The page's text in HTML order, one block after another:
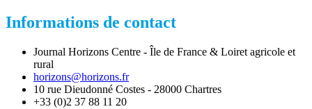
Informations de contact
Journal Horizons Centre - Île de France & Loiret agricole et
rural
horizons@horizons.fr
10 rue Dieudonné Costes - 28000 Chartres
+33 (0)2 37 88 11 20